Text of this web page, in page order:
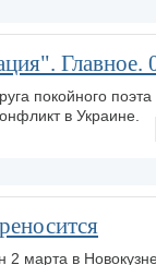
Главное.
покойного
в Украине.
2 марта в